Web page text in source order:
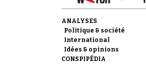
ANALYSES
Politique & société
International
Idées & opinions
CONSPIPÉDIA